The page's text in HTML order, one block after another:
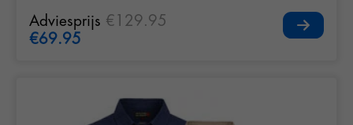
Adviesprijs €129.95
€69.95